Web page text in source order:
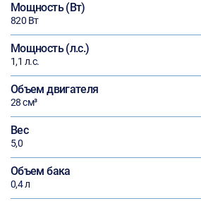
Мощность (Вт)
820 Вт
Мощность (л.с.)
1,1 л.с.
Объем двигателя
28 см³
Вес
5,0
Объем бака
0,4 л